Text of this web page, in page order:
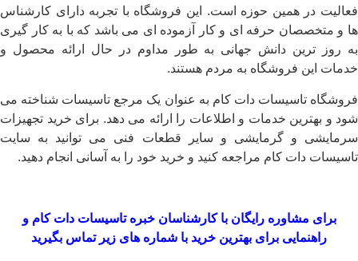
فعالیت در همین حوزه است. این فروشگاه با تجربه دارای کارشناس
ها و متخصصان حرفه ای و کار آزموده ای می باشد که با به کار گیری
به روز ترین دانش جهانی به طور مداوم در حال ارائه محصول و
خدمات این فروشگاه به مردم هستند.
فروشگاه تاسیسات دات کام به عنوان یک مرجع تاسیسات شناخته می
شود و بهترین خدمات و اطلاعات را ارائه می دهد. برای خرید تجهیزات
سرمایشی و گرمایشی و سایر قطعات فنی می توانید به سایت
تاسیسات دات کام مراجعه کنید و خرید خود را به آسانی انجام دهید.
برای مشاوره رایگان با کارشناسان خبرهتاسیسات دات کام و
راهنمایی برای بهترین خرید با شماره های زیر تماس بگیرید